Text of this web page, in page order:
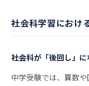
社会科学習におけ
社会科が「後回し」
中学受験では、算数